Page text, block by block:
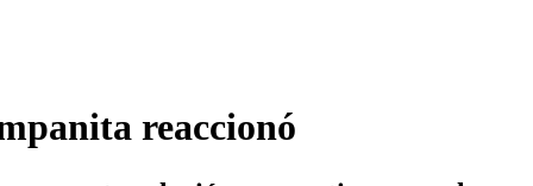
reaccionó